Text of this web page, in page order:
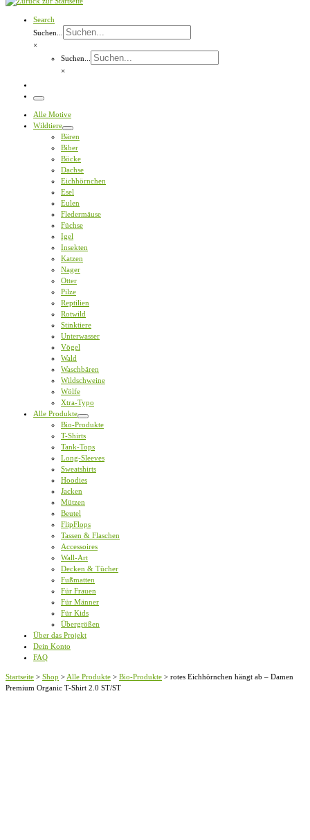
Search
Suchen...
×
Suchen...
×
Menü
Alle Motive
Wildtiere
Bären
Biber
Böcke
Dachse
Eichhörnchen
Esel
Eulen
Fledermäuse
Füchse
Igel
Insekten
Katzen
Nager
Otter
Pilze
Reptilien
Rotwild
Stinktiere
Unterwasser
Vögel
Wald
Waschbären
Wildschweine
Wölfe
Xtra-Typo
Alle Produkte
Bio-Produkte
T-Shirts
Tank-Tops
Long-Sleeves
Sweatshirts
Hoodies
Jacken
Mützen
Beutel
FlipFlops
Tassen & Flaschen
Accessoires
Wall-Art
Decken & Tücher
Fußmatten
Für Frauen
Für Männer
Für Kids
Übergrößen
Über das Projekt
Dein Konto
FAQ
Startseite > Shop > Alle Produkte > Bio-Produkte > rotes Eichhörnchen hängt ab – Damen
Premium Organic T-Shirt 2.0 ST/ST